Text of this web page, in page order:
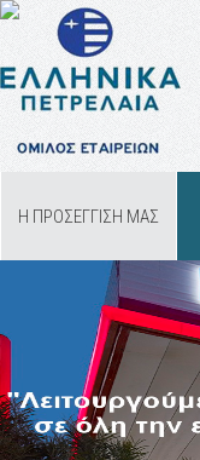
Η ΠΡΟΣΕΓΓΙΣΗ ΜΑΣ